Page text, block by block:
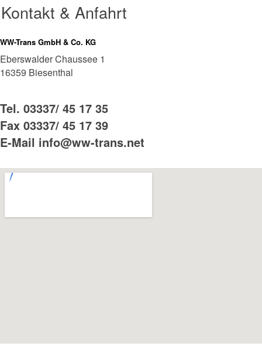
Kontakt & Anfahrt
WW-Trans GmbH & Co. KG
Eberswalder Chaussee 1
16359 Biesenthal
Tel. 03337/ 45 17 35
Fax 03337/ 45 17 39
E-Mail info@ww-trans.net